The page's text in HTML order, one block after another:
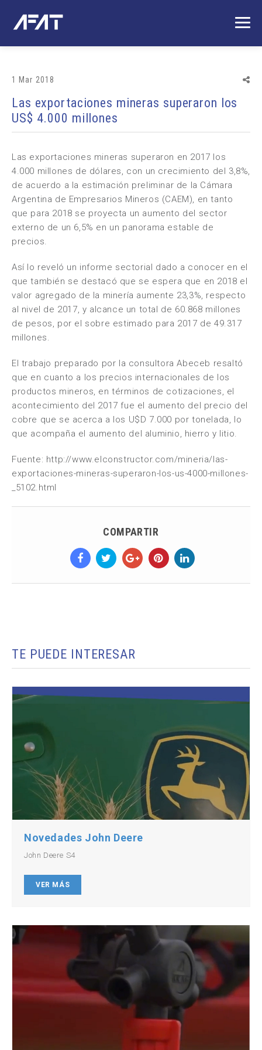
1 Mar 2018
Las exportaciones mineras superaron los
US$ 4.000 millones
Las exportaciones mineras superaron en 2017 los
4.000 millones de dólares, con un crecimiento del 3,8%,
de acuerdo a la estimación preliminar de la Cámara
Argentina de Empresarios Mineros (CAEM), en tanto
que para 2018 se proyecta un aumento del sector
externo de un 6,5% en un panorama estable de
precios.
Así lo reveló un informe sectorial dado a conocer en el
que también se destacó que se espera que en 2018 el
valor agregado de la minería aumente 23,3%, respecto
al nivel de 2017, y alcance un total de 60.868 millones
de pesos, por el sobre estimado para 2017 de 49.317
millones.
El trabajo preparado por la consultora Abeceb resaltó
que en cuanto a los precios internacionales de los
productos mineros, en términos de cotizaciones, el
acontecimiento del 2017 fue el aumento del precio del
cobre que se acerca a los U$D 7.000 por tonelada, lo
que acompaña el aumento del aluminio, hierro y litio.
Fuente: http://www.elconstructor.com/mineria/las-
exportaciones-mineras-superaron-los-us-4000-millones-
_5102.html
COMPARTIR
TE PUEDE INTERESAR
Novedades John Deere
John Deere S4
VER MÁS